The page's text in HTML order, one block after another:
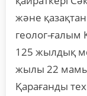
және
геолог-
125 жылдық
жылы 22
Қарағанды